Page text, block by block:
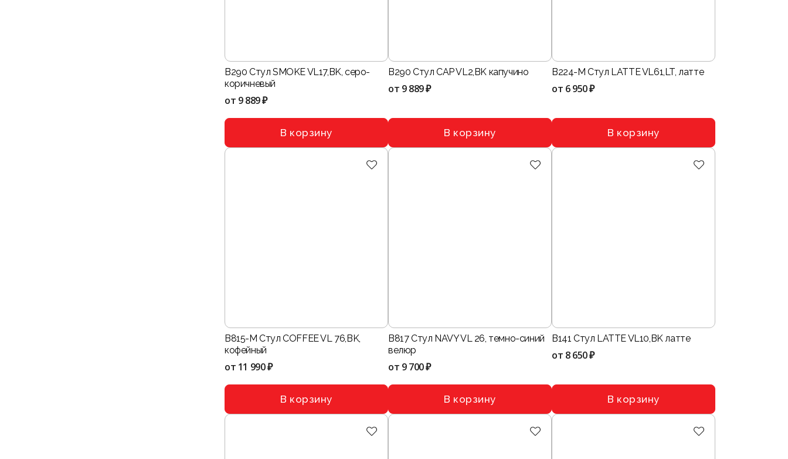
B290 Стул SMOKE VL17,BK, серо-
коричневый
от 9 889 ₽
В корзину
B290 Стул CAP VL2,BK капучино
от 9 889 ₽
В корзину
B224-M Стул LATTE VL61,LT, латте
от 6 950 ₽
В корзину
B815-M Стул COFFEE VL 76,BK,
кофейный
от 11 990 ₽
В корзину
B817 Стул NAVY VL 26, темно-синий
велюр
от 9 700 ₽
В корзину
B141 Стул LATTE VL10,BK латте
от 8 650 ₽
В корзину